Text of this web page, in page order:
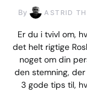
By ASTRID
Er du i tvivl om,
det helt rigtige
noget om din
den stemning,
3 gode tips til,